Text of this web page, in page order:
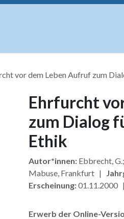
vor dem Leben Aufruf zum
Ehrfurcht
zum Dialog
Ethik
Autor*innen:Ebbrecht,
Mabuse, Frankfurt |
Erscheinung:01.11.2000
Erwerb der Online-